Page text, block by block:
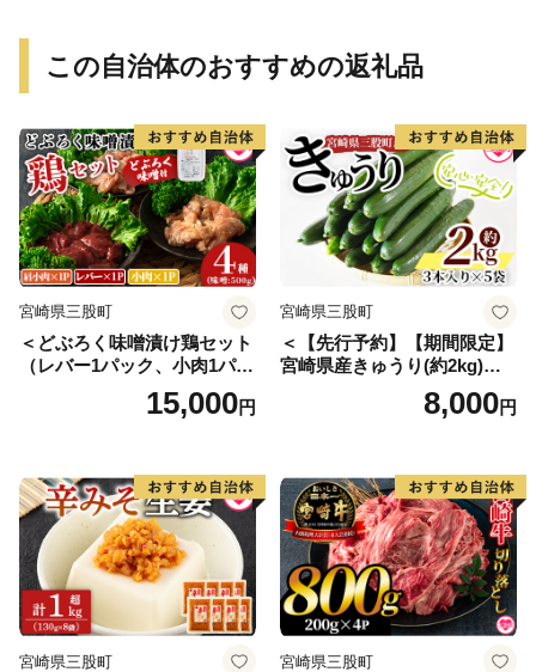
この自治体のおすすめの返礼品
宮崎県三股町
＜どぶろく味噌漬け鶏セット
（レバー1パック、小肉1パッ
ク、肩小肉1パック）どぶろ
く味噌（500g）＞南九州産鶏
15,000円
宮崎県三股町
＜【先行予約】【期間限定】
宮崎県産きゅうり(約2kg)＞
(約2kg・3本入り×5袋)パリッ
と甘い魔法のキュウリ「マジ
8,000円
宮崎県三股町 宮崎県三股町